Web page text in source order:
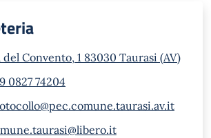
del Convento, 1 83030 Taurasi (AV)
0827 74204